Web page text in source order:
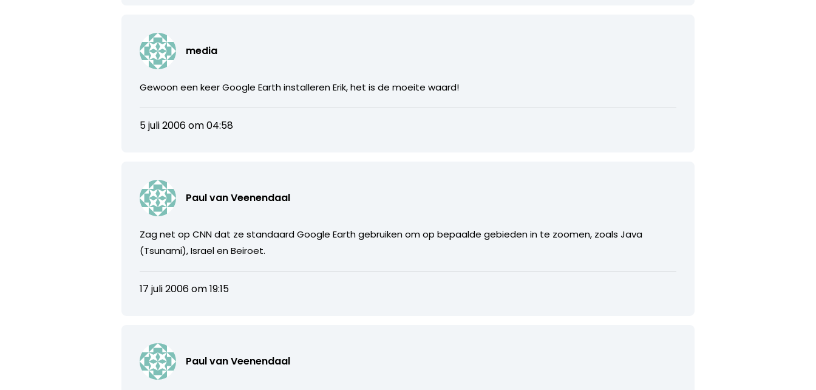
media
Gewoon een keer Google Earth installeren Erik, het is de moeite waard!
5 juli 2006 om 04:58
Paul van Veenendaal
Zag net op CNN dat ze standaard Google Earth gebruiken om op bepaalde gebieden in te zoomen, zoals Java
(Tsunami), Israel en Beiroet.
17 juli 2006 om 19:15
Paul van Veenendaal